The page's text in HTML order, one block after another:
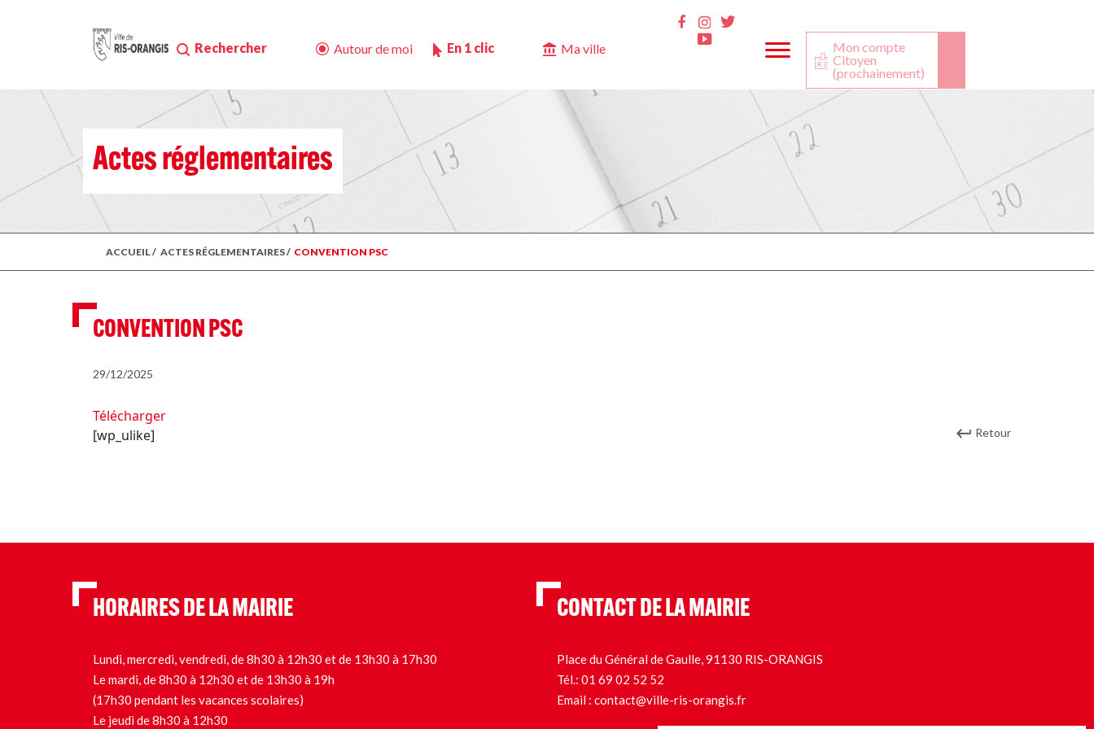
Rechercher Autour de moi En 1 clic Ma ville
Facebook
InstaTwitter
Youtube
Mon compte
Citoyen
(prochainement)
Actes réglementaires
ACCUEIL/ ACTES RÉGLEMENTAIRES/ CONVENTION PSC
CONVENTION PSC
29/12/2025
Télécharger
[wp_ulike]
Retour
HORAIRES DE LA MAIRIE
Lundi, mercredi, vendredi, de 8h30 à 12h30 et de 13h30 à 17h30
Le mardi, de 8h30 à 12h30 et de 13h30 à 19h
(17h30 pendant les vacances scolaires)
Le jeudi de 8h30 à 12h30
CONTACT DE LA MAIRIE
Place du Général de Gaulle, 91130 RIS-ORANGIS
Tél.: 01 69 02 52 52
Email : contact@ville-ris-orangis.fr